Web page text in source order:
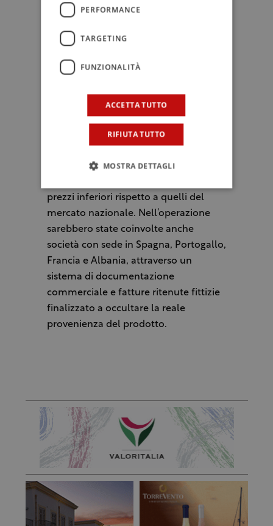
dalla normativa europea. Secondo gli
sarebbero risultati sofisticati mediante
oliva.
Le indagini hanno inoltre consentito di
ricostruire una rete di traffici
internazionali che coinvolgeva oli
qualità provenienti da Paesi terzi, tra
prezzi inferiori rispetto a quelli del
mercato nazionale. Nell’operazione
sarebbero state coinvolte anche
società con sede in Spagna, Portogallo,
Francia e Albania, attraverso un
sistema di documentazione
commerciale e fatture ritenute fittizie
finalizzato a occultare la reale
provenienza del prodotto.
PERFORMANCE
TARGETING
FUNZIONALITÀ
ACCETTA TUTTO
RIFIUTA TUTTO
MOSTRA DETTAGLI